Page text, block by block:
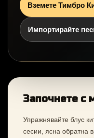
Вземете Тимбро
Импортирайте
Започнете с
Упражнявайте блус
сесии, ясна обратна